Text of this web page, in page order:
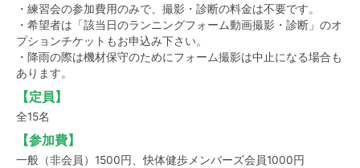
・練習会の参加費用のみで、撮影・診断の料金は不要です。
・希望者は「該当日のランニングフォーム動画撮影・診断」のオ
プションチケットもお申込み下さい。
・降雨の際は機材保守のためにフォーム撮影は中止になる場合も
あります。
【定員】
全15名
【参加費】
一般（非会員）1500円、快体健歩メンバーズ会員1000円